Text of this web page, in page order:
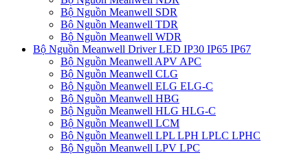
Bộ Nguồn Meanwell SDR
Bộ Nguồn Meanwell TDR
Bộ Nguồn Meanwell WDR
Bộ Nguồn Meanwell Driver LED IP30 IP65 IP67
Bộ Nguồn Meanwell APV APC
Bộ Nguồn Meanwell CLG
Bộ Nguồn Meanwell ELG ELG-C
Bộ Nguồn Meanwell HBG
Bộ Nguồn Meanwell HLG HLG-C
Bộ Nguồn Meanwell LCM
Bộ Nguồn Meanwell LPL LPH LPLC LPHC
Bộ Nguồn Meanwell LPV LPC